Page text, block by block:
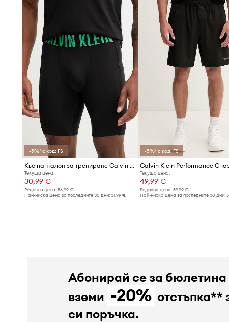
-5%* с код: FS
Къс панталон за трениране Calvin Klein Performance
Текуща цена:
30,99 €
Редовна цена: 56,99 €
Най-ниска цена за последните 30 дни: 31,99 €
-5%* с код: FS
Текуща цена:
49,99 €
Редовна цена:59,99 €
Най-ниска цена за последните 30 дни:
Абонирай се за бюлетина
вземи -20% отстъпка**
си поръчка.